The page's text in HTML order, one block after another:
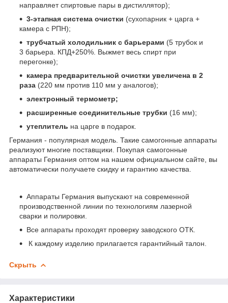
направляет спиртовые пары в дистиллятор);
3-этапная система очистки (сухопарник + царга +
камера с РПН);
трубчатый холодильник с барьерами (5 трубок и
3 барьера. КПД+250%. Выжмет весь спирт при
перегонке);
камера предварительной очистки увеличена в 2
раза (220 мм против 110 мм у аналогов);
электронный термометр;
расширенные соединительные трубки (16 мм);
утеплитель на царге в подарок.
Германия - популярная модель. Такие самогонные аппараты
реализуют многие поставщики. Покупая самогонные
аппараты Германия оптом на нашем официальном сайте, вы
автоматически получаете скидку и гарантию качества.
Аппараты Германия выпускают на современной
производственной линии по технологиям лазерной
сварки и полировки.
Все аппараты проходят проверку заводского ОТК.
К каждому изделию прилагается гарантийный талон.
Скрыть
Характеристики